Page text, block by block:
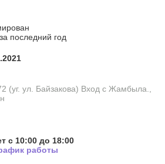
последний год
(уг. ул. Байзакова) Вход с Жамбыла.,
с 10:00 до 18:00
работы